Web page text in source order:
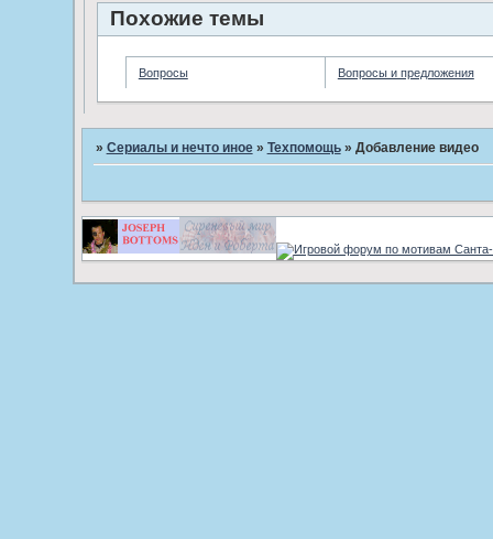
Похожие темы
Вопросы Вопросы и предложения
» Сериалы и нечто иное » Техпомощь » Добавление видео